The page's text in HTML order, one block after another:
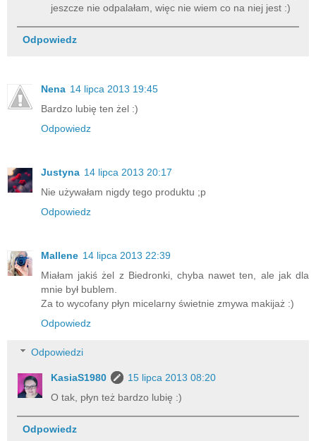
jeszcze nie odpalałam, więc nie wiem co na niej jest :)
Odpowiedz
Nena 14 lipca 2013 19:45
Bardzo lubię ten żel :)
Odpowiedz
Justyna 14 lipca 2013 20:17
Nie używałam nigdy tego produktu ;p
Odpowiedz
Mallene 14 lipca 2013 22:39
Miałam jakiś żel z Biedronki, chyba nawet ten, ale jak dla
mnie był bublem.
Za to wycofany płyn micelarny świetnie zmywa makijaż :)
Odpowiedz
Odpowiedzi
KasiaS1980
15 lipca 2013 08:20
O tak, płyn też bardzo lubię :)
Odpowiedz